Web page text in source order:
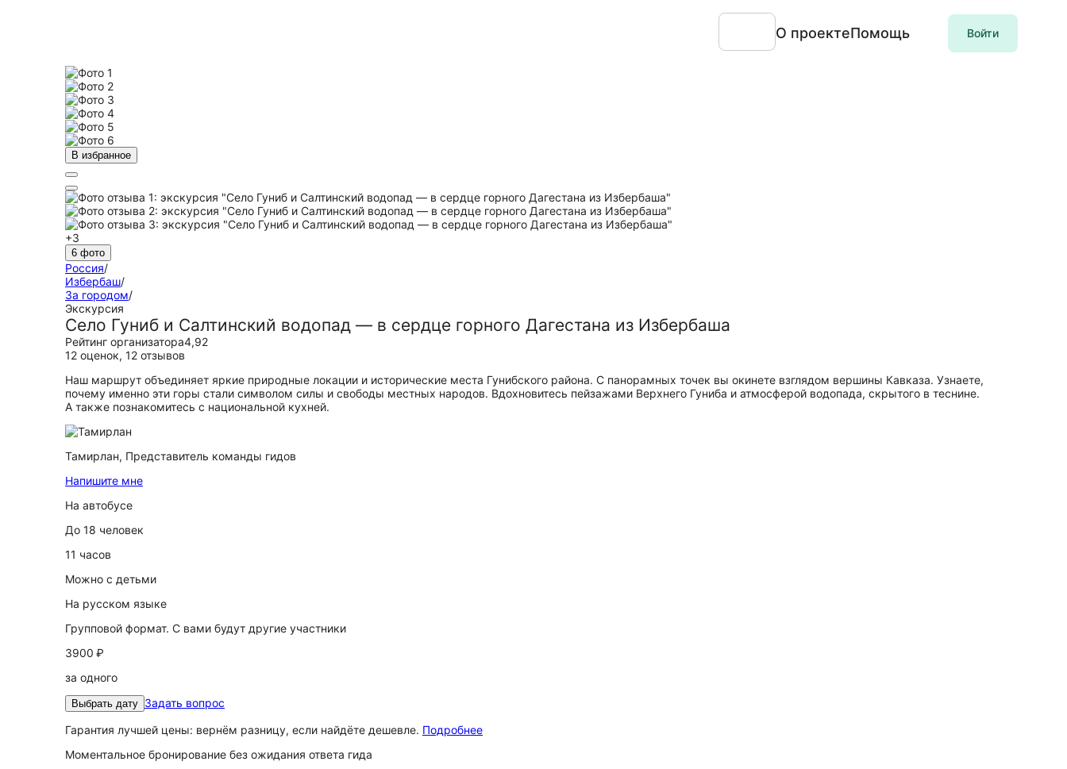
О проектеПомощь Войти
В избранное
+3
6 фото
Россия/
Избербаш/
За городом/
Экскурсия
Село Гуниб и Салтинский водопад — в сердце горного Дагестана из Избербаша
Рейтинг организатора4,92
12 оценок, 12 отзывов
Наш маршрут объединяет яркие природные локации и исторические места Гунибского района. С панорамных точек вы окинете взглядом вершины Кавказа. Узнаете,
почему именно эти горы стали символом силы и свободы местных народов. Вдохновитесь пейзажами Верхнего Гуниба и атмосферой водопада, скрытого в теснине.
А также познакомитесь с национальной кухней.
Тамирлан, Представитель команды гидов
Напишите мне
На автобусе
До 18 человек
11 часов
Можно с детьми
На русском языке
Групповой формат. С вами будут другие участники
3900 ₽
за одного
Выбрать дату Задать вопрос
Гарантия лучшей цены: вернём разницу, если найдёте дешевле. Подробнее
Моментальное бронирование без ожидания ответа гида